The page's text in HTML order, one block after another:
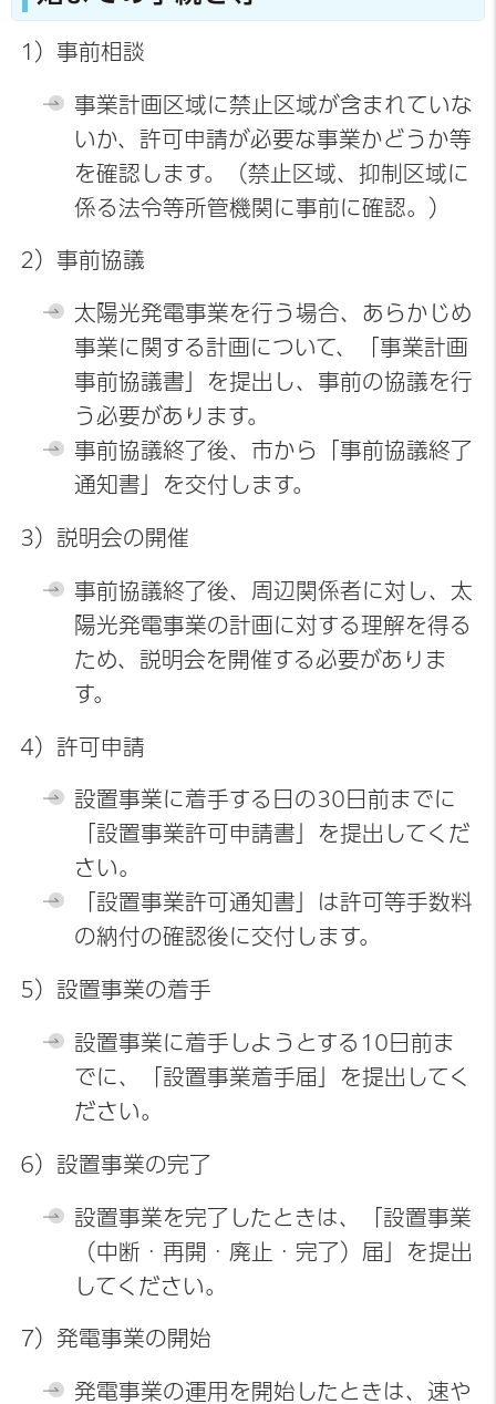
1）事前相談
事業計画区域に禁止区域が含まれていな
いか、許可申請が必要な事業かどうか等
を確認します。（禁止区域、抑制区域に
係る法令等所管機関に事前に確認。）
2）事前協議
太陽光発電事業を行う場合、あらかじめ
事業に関する計画について、「事業計画
事前協議書」を提出し、事前の協議を行
う必要があります。
事前協議終了後、市から「事前協議終了
通知書」を交付します。
3）説明会の開催
事前協議終了後、周辺関係者に対し、太
陽光発電事業の計画に対する理解を得る
ため、説明会を開催する必要がありま
す。
4）許可申請
設置事業に着手する日の30日前までに
「設置事業許可申請書」を提出してくだ
さい。
「設置事業許可通知書」は許可等手数料
の納付の確認後に交付します。
5）設置事業の着手
設置事業に着手しようとする10日前ま
でに、「設置事業着手届」を提出してく
ださい。
6）設置事業の完了
設置事業を完了したときは、「設置事業
（中断・再開・廃止・完了）届」を提出
してください。
7）発電事業の開始
発電事業の運用を開始したときは、速や